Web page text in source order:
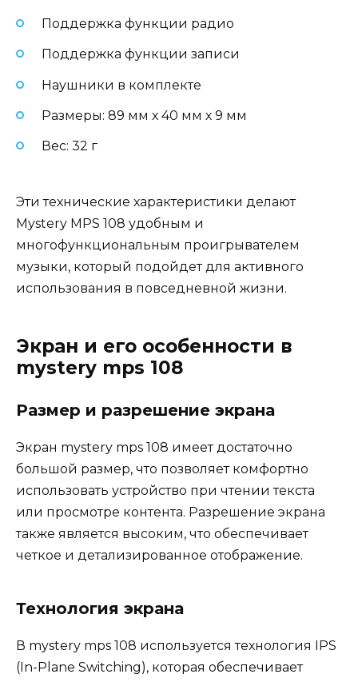
Поддержка функции радио
Поддержка функции записи
Наушники в комплекте
Размеры: 89 мм х 40 мм х 9 мм
Вес: 32 г
Эти технические характеристики делают
Mystery MPS 108 удобным и
многофункциональным проигрывателем
музыки, который подойдет для активного
использования в повседневной жизни.
Экран и его особенности в
mystery mps 108
Размер и разрешение экрана
Экран mystery mps 108 имеет достаточно
большой размер, что позволяет комфортно
использовать устройство при чтении текста
или просмотре контента. Разрешение экрана
также является высоким, что обеспечивает
четкое и детализированное отображение.
Технология экрана
В mystery mps 108 используется технология IPS
(In-Plane Switching), которая обеспечивает